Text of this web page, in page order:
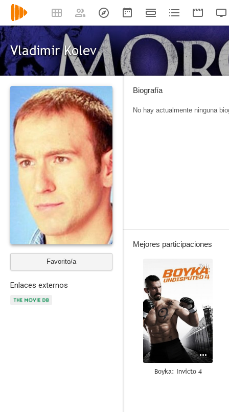
Vladimir Kolev
Favorito/a
Enlaces externos
Biografía
No hay actualmente ninguna
Mejores participaciones
7.8
Boyka: Invicto 4